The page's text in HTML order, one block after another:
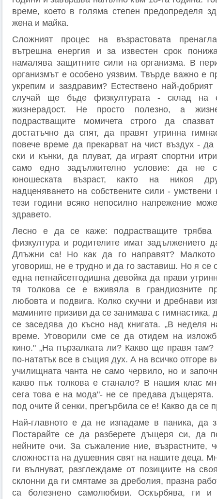
време, което в голяма степен предопределя
жена и майка.
Сложният процес на възрастовата
вътрешна енергия и за известен срок
намалява защитните сили на организма. В
организмът е особено уязвим. Твърде важно е
укрепим и заздравим? Естествено най-
случай ще бъде физкултурата - склад на
жизнерадост. Не просто полезно, а
подрастващите момичета строго да
достатъчно да спят, да правят утринна
повече време да прекарват на чист въздух -
ски и кънки, да плуват, да иг­раят спортни
само едно задължително условие: да не
юношеската възраст, както на никоя
надценяването на собствените сили -
тези години всяко непосилно напрежение
здравето.
Лесно е да се каже: подрастващите
физкултура и родителите имат задължението
Длъжни са! Но как да го направят?
уговориш, не е трудно и да го заставиш. Но я се
една петнайсетгодишна девойка да прави
тя толкова се е вживяла в грандиозните
любовта и подвига. Колко скучни и дребнави
мамините призиви да се занимава с гимнастика,
се заседява до късно над книга­та. „В неделя
време. Уговорили сме се да отидем на
кино." „На пързалката ли? Какво ще правя
по-нататък все в съ­щия дух. А на всичко отгоре
училищната чанта не само червило, но и
какво пък толкова е станало? В нашия клас
сега това е на мода"- не се предава
под очите й сенки, прегърбила се е! Какво да се
Най-главното е да не изпадаме в паника, да
Постарайте се да разберете дъщеря си, да
нейните очи. За съжаление ние, възрастните,
сложността на душевния свят на нашите деца.
ги вълнуват, разглеждаме от позициите на
склонни да ги смятаме за дреболия, праз­на
са болезнено самолюбиви. Оскърбя­ва, ги и